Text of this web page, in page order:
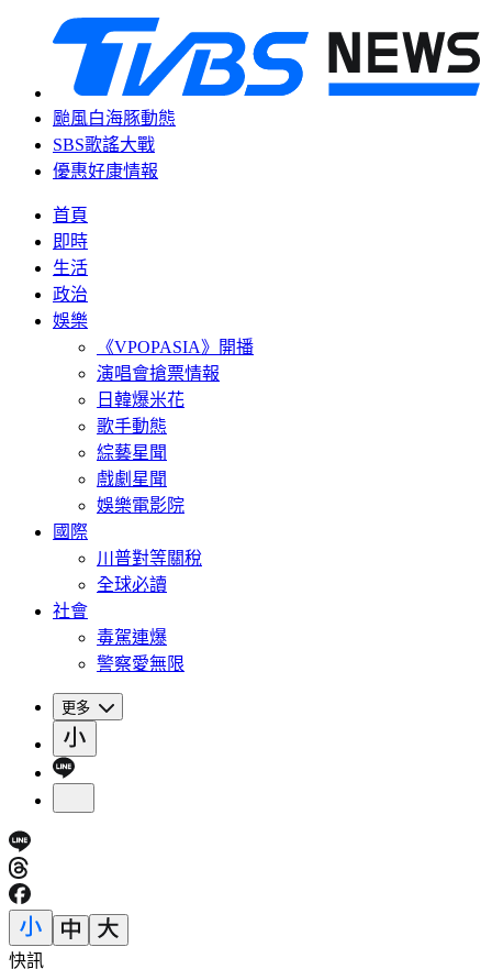
颱風白海豚動態
SBS歌謠大戰
優惠好康情報
首頁
即時
生活
政治
娛樂
《VPOPASIA》開播
演唱會搶票情報
日韓爆米花
歌手動態
綜藝星聞
戲劇星聞
娛樂電影院
國際
川普對等關稅
全球必讀
社會
毒駕連爆
警察愛無限
更多
快訊